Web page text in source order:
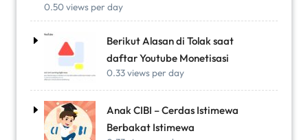
0.50 views per day
Berikut Alasan di Tolak saat
daftar Youtube Monetisasi
0.33 views per day
Anak CIBI – Cerdas Istimewa
Berbakat Istimewa